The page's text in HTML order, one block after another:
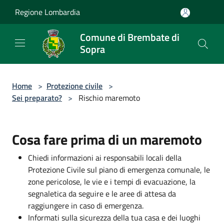
Regione Lombardia
Comune di Brembate di
Sopra
Home > Protezione civile >
Sei preparato? > Rischio maremoto
Cosa fare prima di un maremoto
Chiedi informazioni ai responsabili locali della
Protezione Civile sul piano di emergenza comunale, le
zone pericolose, le vie e i tempi di evacuazione, la
segnaletica da seguire e le aree di attesa da
raggiungere in caso di emergenza.
Informati sulla sicurezza della tua casa e dei luoghi